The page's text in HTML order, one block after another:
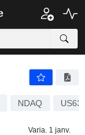
NDAQ
Varia. 1 janv.